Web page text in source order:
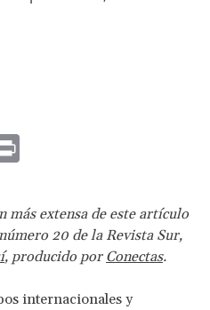
más extensa de este artículo
20 de la Revista Sur,
, producido por Conectas.
internacionales y